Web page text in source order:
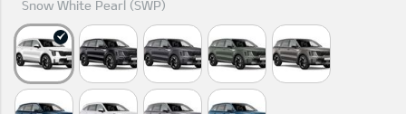
Snow White Pearl (SWP)